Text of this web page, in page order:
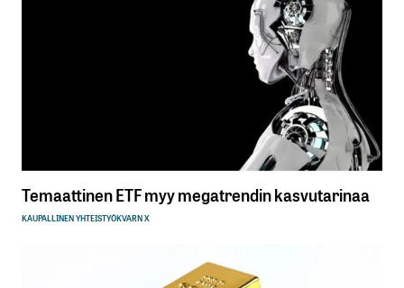
Temaattinen ETF myy megatrendin kasvutarinaa
KAUPALLINEN YHTEISTYÖKVARN X